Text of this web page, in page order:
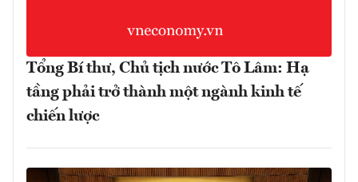
Tổng Bí thư, Chủ tịch nước Tô Lâm: Hạ
tầng phải trở thành một ngành kinh tế
chiến lược